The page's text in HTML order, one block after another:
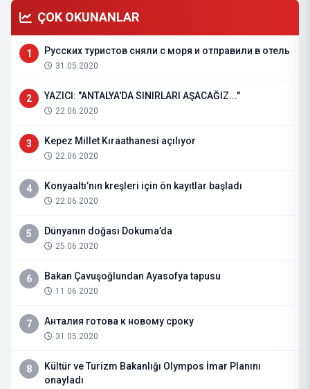
ÇOK OKUNANLAR
1 Русских туристов сняли с моря и отправили в отель
31.05.2020
2 YAZICI: "ANTALYA'DA SINIRLARI AŞACAĞIZ..."
22.06.2020
3 Kepez Millet Kıraathanesi açılıyor
22.06.2020
4 Konyaaltı’nın kreşleri için ön kayıtlar başladı
22.06.2020
5 Dünyanın doğası Dokuma’da
25.06.2020
6 Bakan Çavuşoğlundan Ayasofya tapusu
11.06.2020
7 Анталия готова к новому сроку
31.05.2020
8
Kültür ve Turizm Bakanlığı Olympos İmar Planını
onayladı